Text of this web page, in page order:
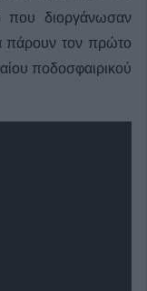
που διοργάνωσαν
πάρουν τον πρώτο
ποδοσφαιρικού